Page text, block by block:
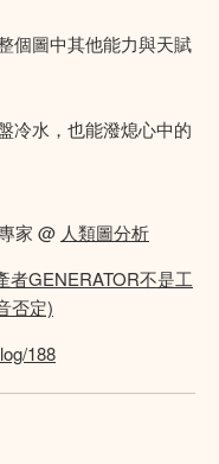
個圖中其他能力與天賦
冷水，也能潑熄心中的
家 @ 人類圖分析
者GENERATOR不是工
否定)
188